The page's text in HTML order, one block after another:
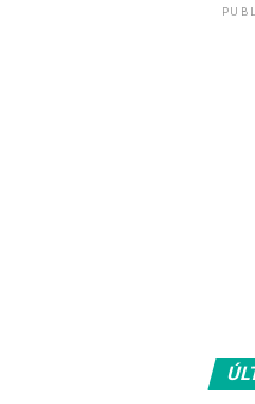
Amarildo